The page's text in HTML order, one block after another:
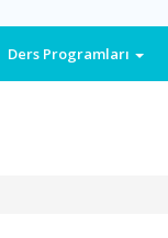
Ders Programları